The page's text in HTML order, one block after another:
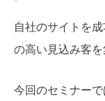
自社のサイトを
の高い見込み客を
今回のセミナー